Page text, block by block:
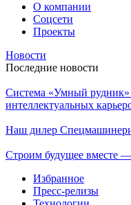
О компании
Соцсети
Проекты
Новости
Последние новости
Система «Умный
интеллектуальных
Наш дилер
Строим будущее вместе
Избранное
Пресс-релизы